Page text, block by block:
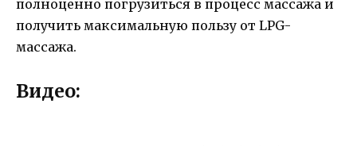
полноценно погрузиться в процесс массажа и
получить максимальную пользу от LPG-
массажа.
Видео: